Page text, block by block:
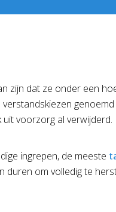
zijn dat ze onder een
voorzorg al verwijderd.
ingrepen, de meeste
om volledig te